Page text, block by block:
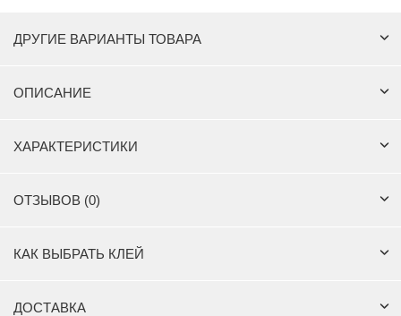
ДРУГИЕ ВАРИАНТЫ ТОВАРА
ОПИСАНИЕ
ХАРАКТЕРИСТИКИ
ОТЗЫВОВ (0)
КАК ВЫБРАТЬ КЛЕЙ
ДОСТАВКА